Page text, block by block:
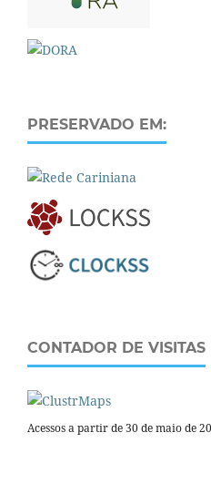
PRESERVADO EM:
CONTADOR DE VISITAS
Acessos a partir de 30 de maio de